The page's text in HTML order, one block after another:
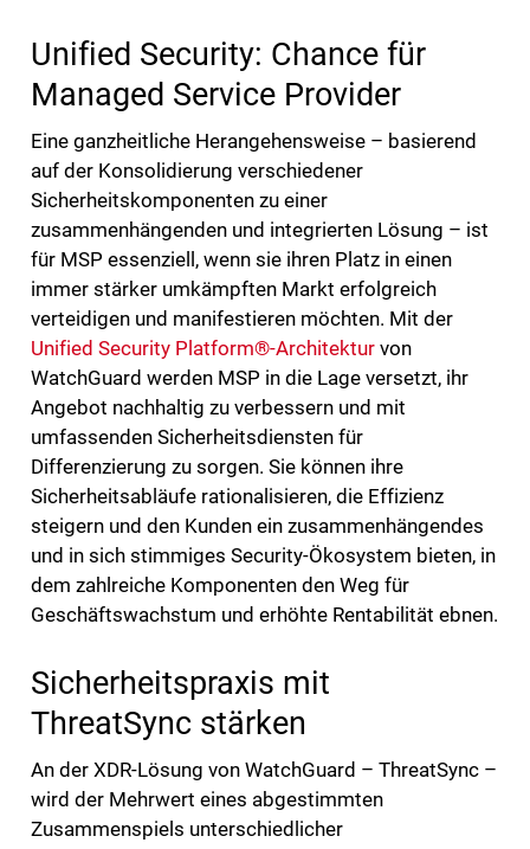
Unified Security: Chance für
Managed Service Provider
Eine ganzheitliche Herangehensweise – basierend
auf der Konsolidierung verschiedener
Sicherheitskomponenten zu einer
zusammenhängenden und integrierten Lösung – ist
für MSP essenziell, wenn sie ihren Platz in einen
immer stärker umkämpften Markt erfolgreich
verteidigen und manifestieren möchten. Mit der
Unified Security Platform®-Architektur von
WatchGuard werden MSP in die Lage versetzt, ihr
Angebot nachhaltig zu verbessern und mit
umfassenden Sicherheitsdiensten für
Differenzierung zu sorgen. Sie können ihre
Sicherheitsabläufe rationalisieren, die Effizienz
steigern und den Kunden ein zusammenhängendes
und in sich stimmiges Security-Ökosystem bieten, in
dem zahlreiche Komponenten den Weg für
Geschäftswachstum und erhöhte Rentabilität ebnen.
Sicherheitspraxis mit
ThreatSync stärken
An der XDR-Lösung von WatchGuard – ThreatSync –
wird der Mehrwert eines abgestimmten
Zusammenspiels unterschiedlicher